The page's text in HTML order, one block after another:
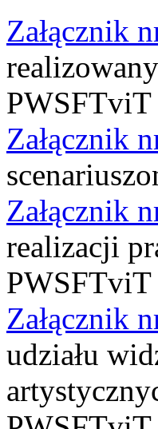
Załącznik
PWSFTviT
Załącznik
Załącznik
realizacji
PWSFTviT
Załącznik
udziału